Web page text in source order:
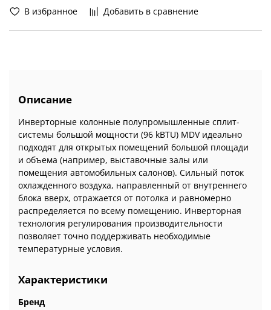
В избранное Добавить в сравнение
Описание
Инверторные колонные полупромышленные сплит-
системы большой мощности (96 kBTU) MDV идеально
подходят для открытых помещений большой площади
и объема (например, выставочные залы или
помещения автомобильных салонов). Сильный поток
охлажденного воздуха, направленный от внутреннего
блока вверх, отражается от потолка и равномерно
распределяется по всему помещению. Инверторная
технология регулирования производительности
позволяет точно поддерживать необходимые
температурные условия.
Характеристики
Бренд